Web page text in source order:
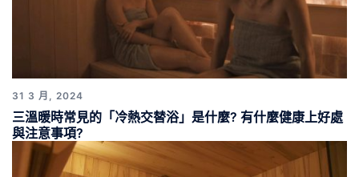
31 3 月, 2024
三溫暖時常見的「冷熱交替浴」是什麼? 有什麼健康上好處
與注意事項?